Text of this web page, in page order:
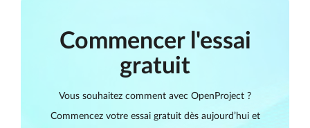
Commencer l'essai
gratuit
Vous souhaitez comment avec OpenProject ?
Commencez votre essai gratuit dès aujourd’hui et